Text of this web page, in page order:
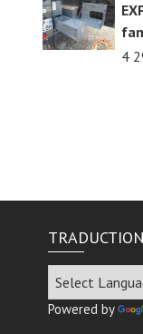
4
TRADUCTION
Powered by